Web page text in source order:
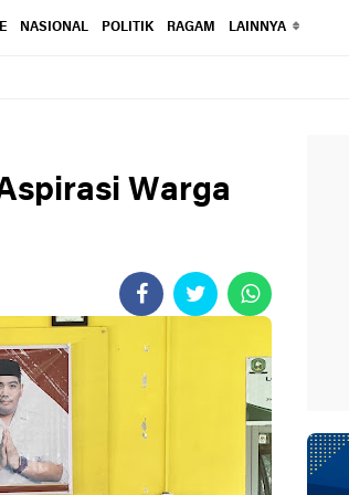
NASIONAL POLITIK RAGAM LAINNYA
Warga